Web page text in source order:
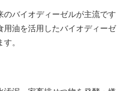
のバイオディーゼルが主流です
用油を活用したバイオディーゼ
。